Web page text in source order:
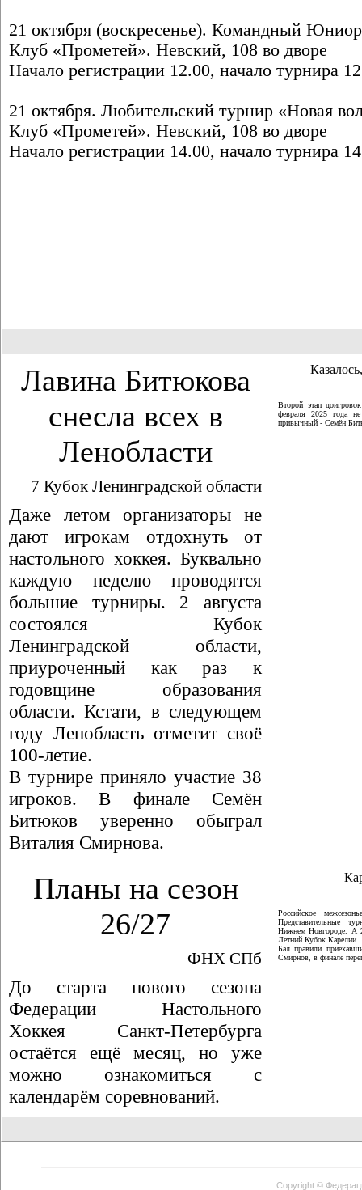
21 октября (воскресенье). Командный
Клуб «Прометей». Невский, 108 во дворе
Начало регистрации 12.00, начало турнира
21 октября. Любительский турнир «Новая
Клуб «Прометей». Невский, 108 во дворе
Начало регистрации 14.00, начало турнира
Лавина Битюкова
снесла всех в
Ленобласти
7 Кубок Ленинградской области
Даже летом организаторы не
дают игрокам отдохнуть от
настольного хоккея. Буквально
каждую неделю проводятся
большие турниры. 2 августа
состоялся Кубок
Ленинградской области,
приуроченный как раз к
годовщине образования
области. Кстати, в следующем
году Ленобласть отметит своё
100-летие.
В турнире приняло участие 38
игроков. В финале Семён
Битюков уверенно обыграл
Виталия Смирнова.
Второй этап
февраля 2025 года
привычный - Семён
Планы на сезон
26/27
ФНХ СПб
До старта нового сезона
Федерации Настольного
Хоккея Санкт-Петербурга
остаётся ещё месяц, но уже
можно ознакомиться с
календарём соревнований.
Российское
Представительные
Нижнем Новгороде. А
Летний Кубок Карелии.
Бал правили
Смирнов, в финале
Copyright ©